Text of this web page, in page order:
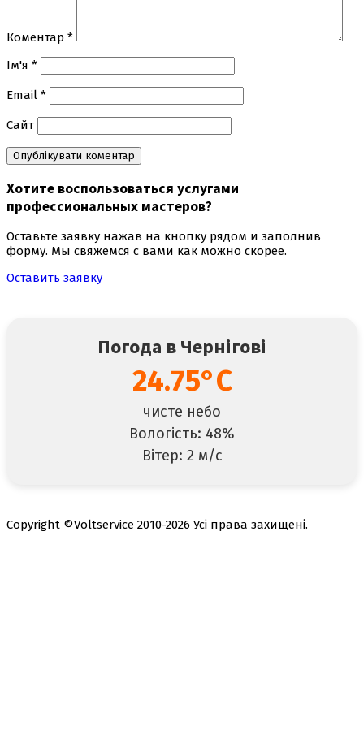
Коментар *
Ім'я *
Email *
Сайт
Хотите воспользоваться услугами
профессиональных мастеров?
Оставьте заявку нажав на кнопку рядом и заполнив
форму. Мы свяжемся с вами как можно скорее.
Оставить заявку
Погода в Чернігові
24.75°C
чисте небо
Вологість: 48%
Вітер: 2 м/с
Copyright ©Voltservice 2010-2026 Усі права захищені.